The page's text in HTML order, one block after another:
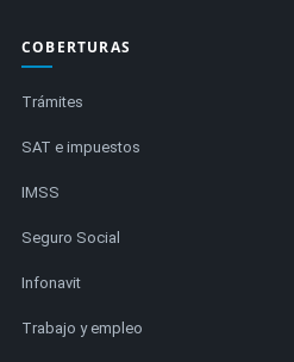
COBERTURAS
Trámites
SAT e impuestos
IMSS
Seguro Social
Infonavit
Trabajo y empleo